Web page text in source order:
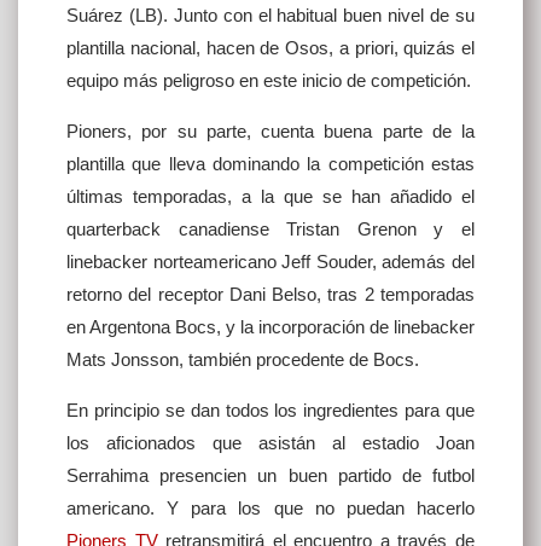
Suárez (LB). Junto con el habitual buen nivel de su
plantilla nacional, hacen de Osos, a priori, quizás el
equipo más peligroso en este inicio de competición.
Pioners, por su parte, cuenta buena parte de la
plantilla que lleva dominando la competición estas
últimas temporadas, a la que se han añadido el
quarterback canadiense Tristan Grenon y el
linebacker norteamericano Jeff Souder, además del
retorno del receptor Dani Belso, tras 2 temporadas
en Argentona Bocs, y la incorporación de linebacker
Mats Jonsson, también procedente de Bocs.
En principio se dan todos los ingredientes para que
los aficionados que asistán al estadio Joan
Serrahima presencien un buen partido de futbol
americano. Y para los que no puedan hacerlo
Pioners TVretransmitirá el encuentro a través de